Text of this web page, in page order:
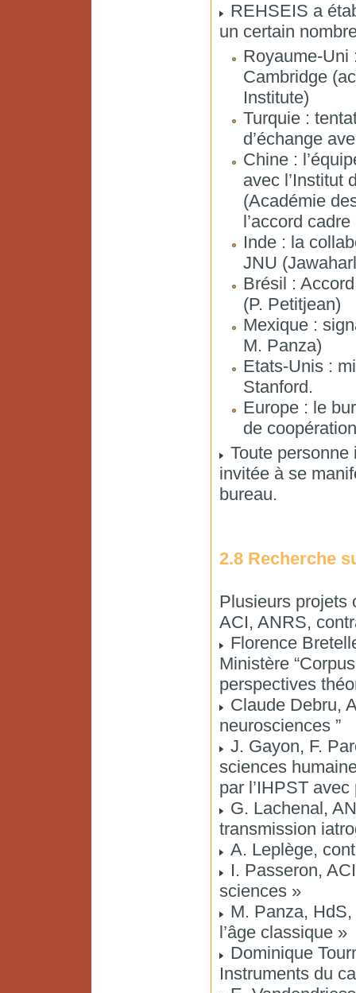
REHSEIS a
un certain
Royaume-Uni
Cambridge
Institute)
Turquie :
d’échange
Chine :
avec l’Institut
(Académie
l’accord
Inde : la
JNU
Brésil :
(P. Petitjean)
Mexique :
M. Panza)
Etats-Unis :
Stanford.
Europe : le
de
Toute personne
invitée à se
bureau.
2.8 Recherche
Plusieurs projets
ACI, ANRS,
Florence
Ministère
perspectives
Claude Debru,
neurosciences ”
J. Gayon, F.
sciences
par l’IHPST
G. Lachenal,
transmission
A. Leplège,
I. Passeron,
sciences »
M. Panza,
l’âge classique »
Dominique
Instruments du